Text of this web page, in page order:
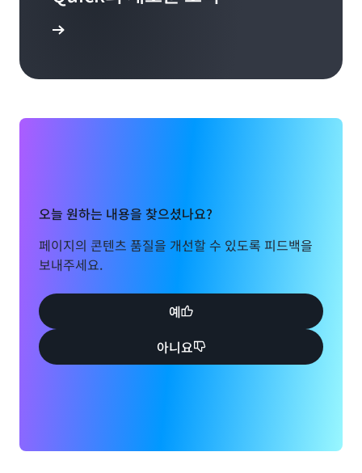
오늘 원하는 내용을 찾으셨나요?
페이지의 콘텐츠 품질을 개선할 수 있도록 피드백을
보내주세요.
예
아니요